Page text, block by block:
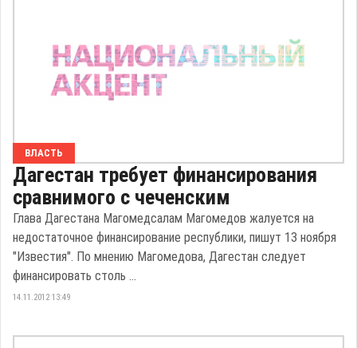
ВЛАСТЬ
Дагестан требует финансирования
сравнимого с чеченским
Глава Дагестана Магомедсалам Магомедов жалуется на
недостаточное финансирование республики, пишут 13 ноября
"Известия". По мнению Магомедова, Дагестан следует
финансировать столь ...
14.11.2012 13:49